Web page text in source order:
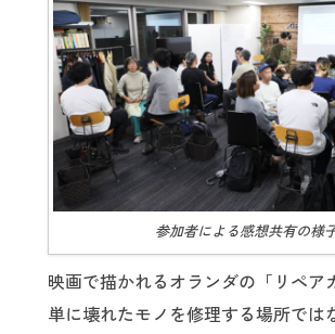
参加者による感想共有の様
映画で描かれるオランダの「リペア
単に壊れたモノを修理する場所では